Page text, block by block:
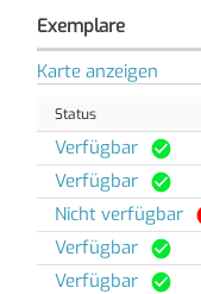
Exemplare
Karte anzeigen
Status
Verfügbar
Verfügbar
Nicht verfügbar
Verfügbar
Verfügbar